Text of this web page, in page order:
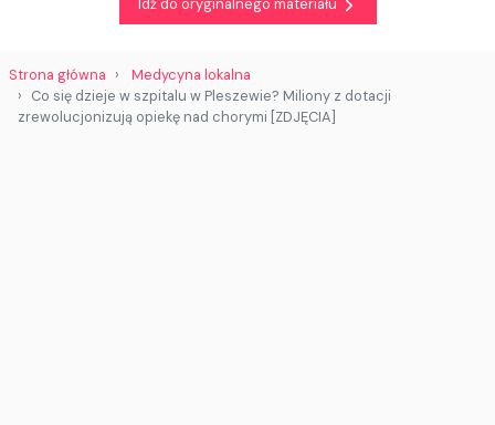
Idź do oryginalnego materiału
Strona główna
Medycyna lokalna
Co się dzieje w szpitalu w Pleszewie? Miliony z dotacji
zrewolucjonizują opiekę nad chorymi [ZDJĘCIA]